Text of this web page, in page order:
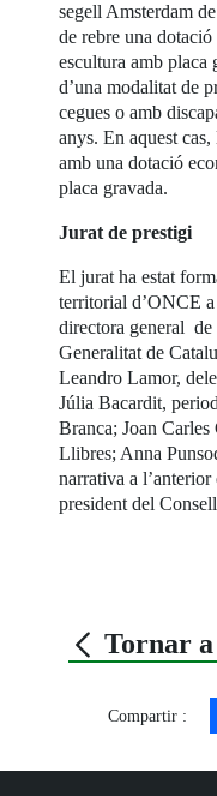
segell Amsterdam
de rebre una
escultura amb
d’una modalitat de
cegues o amb
anys. En aquest
amb una dotació
placa gravada.
Jurat de prestigi
El jurat ha estat
territorial d’ONCE
directora general
Generalitat de
Leandro Lamor,
Júlia Bacardit,
Branca; Joan
Llibres; Anna
narrativa a
president del
Tornar a
Compartir :